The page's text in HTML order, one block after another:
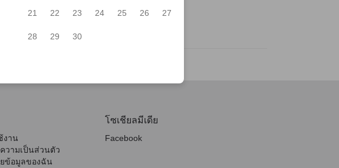
21 22 23 24 25 26 27
28 29 30
งาน
วามเป็นส่วนตัว
ข้อมูลของฉัน
โซเชียลมีเดีย
Facebook